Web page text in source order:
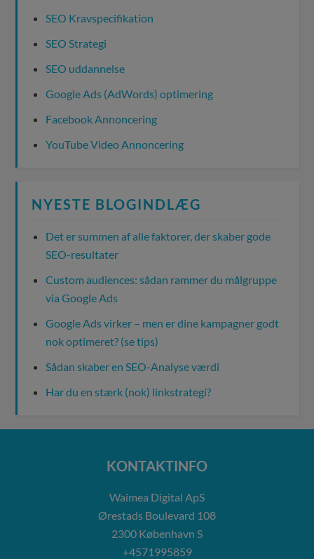
SEO Kravspecifikation
SEO Strategi
SEO uddannelse
Google Ads (AdWords) optimering
Facebook Annoncering
YouTube Video Annoncering
NYESTE BLOGINDLÆG
Det er summen af alle faktorer, der skaber gode
SEO-resultater
Custom audiences: sådan rammer du målgruppe
via Google Ads
Google Ads virker – men er dine kampagner godt
nok optimeret? (se tips)
Sådan skaber en SEO-Analyse værdi
Har du en stærk (nok) linkstrategi?
KONTAKTINFO
Waimea Digital ApS
Ørestads Boulevard 108
2300 København S
+4571995859